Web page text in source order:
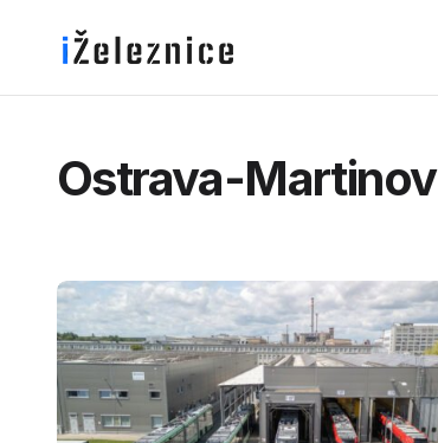
Ostrava-Martinov